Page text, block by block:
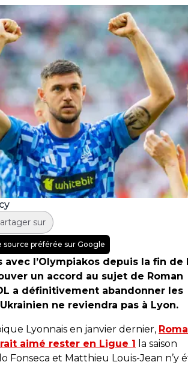
sur
préférée sur Google
avec l’Olympiakos depuis la fin de
un accord au sujet de Roman
a définitivement abandonner les
ne reviendra pas à Lyon.
Lyonnais en janvier dernier,
aimé rester en Ligue 1
la saison
Fonseca et Matthieu Louis-Jean n’y